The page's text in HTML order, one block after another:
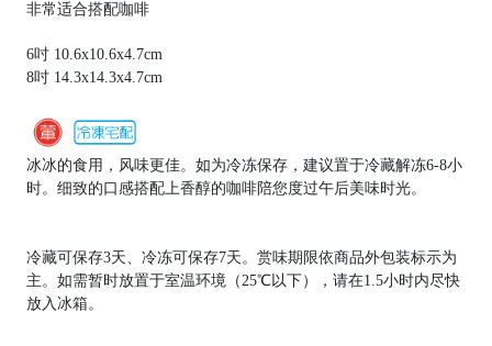
非常适合搭配咖啡
6吋 10.6x10.6x4.7cm
8吋 14.3x14.3x4.7cm
冰冰的食用，风味更佳。如为冷冻保存，建议置于冷藏解冻6-8小
时。细致的口感搭配上香醇的咖啡陪您度过午后美味时光。
冷藏可保存3天、冷冻可保存7天。赏味期限依商品外包装标示为
主。如需暂时放置于室温环境（25℃以下），请在1.5小时内尽快
放入冰箱。